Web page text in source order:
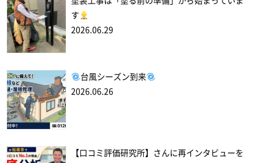
す
2026.06.29
台風シーズン到来
2026.06.26
【口コミ評価研究所】さんに再インタビューを